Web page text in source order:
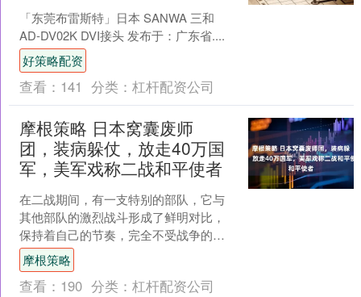
「东莞布雷斯特」日本 SANWA 三和
AD-DV02K DVI接头 发布于：广东省....
好策略配资
查看： 141 分类： 杠杆配资公司
摩根策略 日本窝囊废师
团，装病躲仗，放走40万国
军，美军戏称二战和平使者
在二战期间，有一支特别的部队，它与
其他部队的激烈战斗形成了鲜明对比，
保持着自己的节奏，完全不受战争的影
响。与其说这支部队缺乏战斗意识，不
如说它根本没有战斗意识。....
摩根策略
查看： 190 分类： 杠杆配资公司